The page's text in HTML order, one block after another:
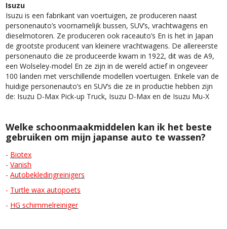
Isuzu
Isuzu is een fabrikant van voertuigen, ze produceren naast
personenauto’s voornamelijk bussen, SUV’s, vrachtwagens en
dieselmotoren. Ze produceren ook raceauto’s En is het in Japan
de grootste producent van kleinere vrachtwagens. De allereerste
personenauto die ze produceerde kwam in 1922, dit was de A9,
een Wolseley-model En ze zijn in de wereld actief in ongeveer
100 landen met verschillende modellen voertuigen. Enkele van de
huidige personenauto’s en SUV’s die ze in productie hebben zijn
de: Isuzu D-Max Pick-up Truck, Isuzu D-Max en de Isuzu Mu-X
Welke schoonmaakmiddelen kan ik het beste
gebruiken om mijn japanse auto te wassen?
- Biotex
-Vanish
-Autobekledingreinigers
- Turtle wax autopoets
- HG schimmelreiniger